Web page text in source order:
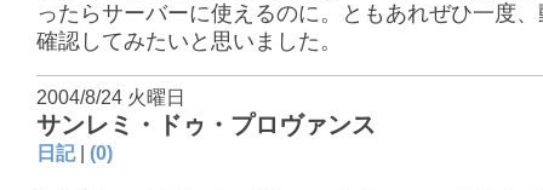
ったらサーバーに使えるのに。ともあれぜひ一度
確認してみたいと思いました。
2004/8/24 火曜日
サンレミ・ドゥ・プロヴァンス
日記| (0)